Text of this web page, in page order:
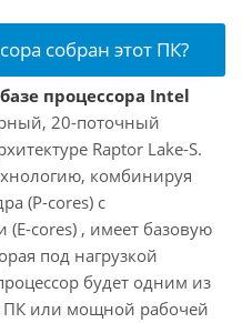
собран этот ПК?
процессора Intel
20-поточный
Raptor Lake-S.
комбинируя
(P-cores) с
cores) , имеет базовую
под нагрузкой
будет одним из
ПК или мощной рабочей